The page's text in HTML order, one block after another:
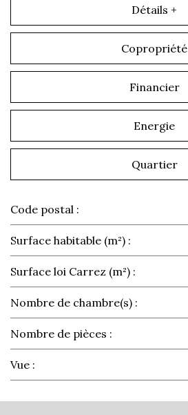
Détails +
Copropriété
Financier
Energie
Quartier
Code postal :
Surface habitable (m²) :
Surface loi Carrez (m²) :
Nombre de chambre(s) :
Nombre de pièces :
Vue :